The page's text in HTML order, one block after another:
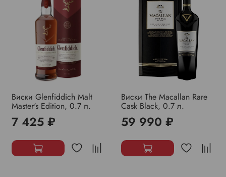
Виски Glenfiddich Malt
Master's Edition, 0.7 л.
7 425 ₽
Виски The Macallan Rare
Cask Black, 0.7 л.
59 990 ₽